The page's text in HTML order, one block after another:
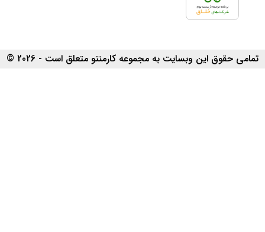
تمامی حقوق این وبسایت به مجموعه کارمنتو متعلق است - 2026 ©